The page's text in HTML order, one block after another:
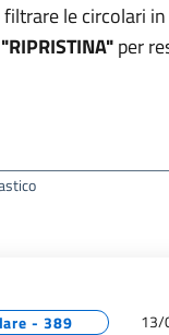
filtrare le circolari
"RIPRISTINA"per
- 389 13/